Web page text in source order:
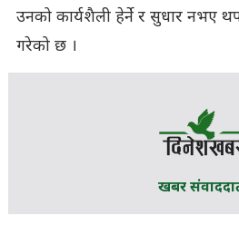
उनको कार्यशैली हेर्ने र सुधार नभए
गरेको छ ।
खबर